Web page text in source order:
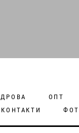
ДРОВА ОПТ
КОНТАКТИ